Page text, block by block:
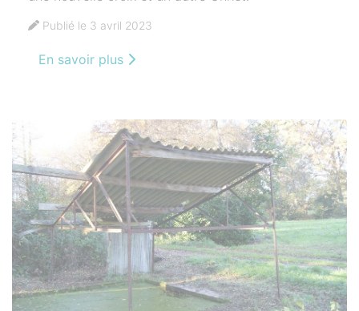
Publié le 3 avril 2023
En savoir plus